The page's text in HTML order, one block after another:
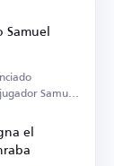
Samuel
el